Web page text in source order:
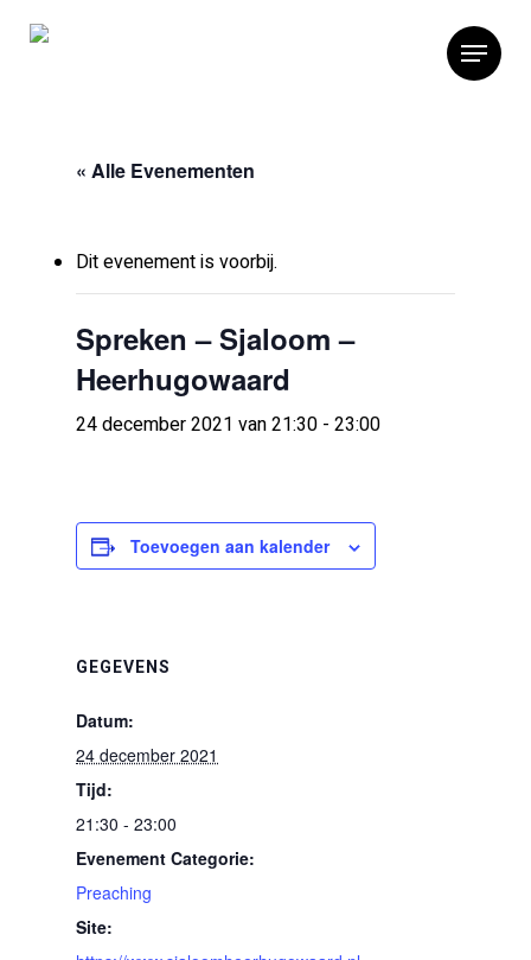
« Alle Evenementen
Dit evenement is voorbij.
Spreken – Sjaloom –
Heerhugowaard
24 december 2021 van 21:30 - 23:00
Toevoegen aan kalender
GEGEVENS
Datum:
24 december 2021
Tijd:
21:30 - 23:00
Evenement Categorie:
Preaching
Site: